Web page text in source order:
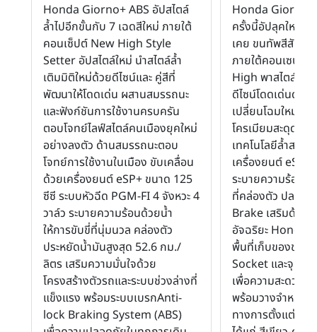
Honda Giorno+ ABS อัปสไตล์
ล้ำไปอีกขั้นกับ 7 เฉดสีใหม่ ภายใต้
คอนเซ็ปต์ New High Style
Setter อัปสไตล์ใหม่ นำสไตล์ล้ำ
เติมมิติใหม่ด้วยดีไซน์และ คู่สีที่
พัฒนาให้โดดเด่น ผสานสมรรถนะ
และฟังก์ชันการใช้งานครบครัน
ตอบโจทย์ไลฟ์สไตล์คนเมืองยุคใหม่
อย่างลงตัว ด้านสมรรถนะตอบ
โจทย์การใช้งานในเมือง ขับเคลื่อน
ด้วยเครื่องยนต์ eSP+ ขนาด 125
ซีซี ระบบหัวฉีด PGM-FI 4 จังหวะ 4
วาล์ว ระบายความร้อนด้วยน้ำ
ให้การขับขี่ที่นุ่มนวล คล่องตัว
ประหยัดน้ำมันสูงสุด 52.6 กม./
ลิตร เสริมความมั่นใจด้วย
โครงสร้างตัวรถและระบบช่วงล่างที่
แข็งแรง พร้อมระบบเบรกAnti-
lock Braking System (ABS)
Honda
ครั้งนี้อัปลุคใหม่ให้
เคย ขนทัพสีสันใ
ภายใต้คอนเซปต์
High พาสไตล์คุณ
ดีไซน์โดดเด่นด้ว
เปลี่ยนโฉมใหม่ พ
โครเมียมสะดุดตา
เทคโนโลยีล้ำสมัย
เครื่องยนต์ eSP+
ระบายความร้อนด้
ที่คล่องตัว ปลอด
Brake เสริมด้วย
อัจฉริยะ Honda
พื้นที่เก็บของขนา
Socket และจุดเ
เพื่อความสะดวกส
พร้อมวางจำหน่าย
ทางการตั้งแต่วัน